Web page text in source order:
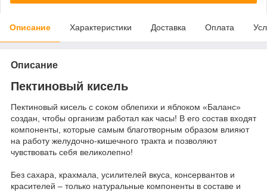
Описание Характеристики Доставка Оплата
Описание
Пектиновый кисель
Пектиновый кисель с соком облепихи и яблоком «Баланс»
создан, чтобы организм работал как часы! В его состав входят
компоненты, которые самым благотворным образом влияют
на работу желудочно-кишечного тракта и позволяют
чувствовать себя великолепно!
Без сахара, крахмала, усилителей вкуса, консервантов и
красителей – только натуральные компоненты в составе и